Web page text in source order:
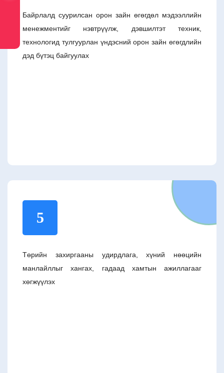
Байрлалд суурилсан орон зайн өгөгдөл мэдээллийн
менежментийг нэвтрүүлж, дэвшилтэт техник,
технологид тулгуурлан үндэсний орон зайн өгөгдлийн
дэд бүтэц байгуулах
5
Төрийн захиргааны удирдлага, хүний нөөцийн
манлайллыг хангах, гадаад хамтын ажиллагааг
хөгжүүлэх